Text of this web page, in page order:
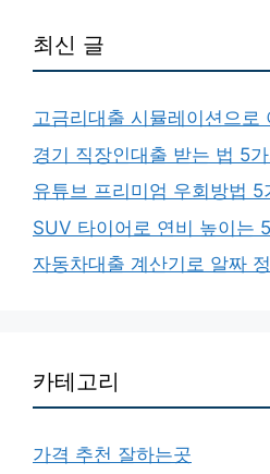
최신 글
고금리대출 시뮬레이션으로
경기 직장인대출 받는 법 5
유튜브 프리미엄 우회방법 5
SUV 타이어로 연비 높이는
자동차대출 계산기로 알짜
카테고리
가격 추천 잘하는곳